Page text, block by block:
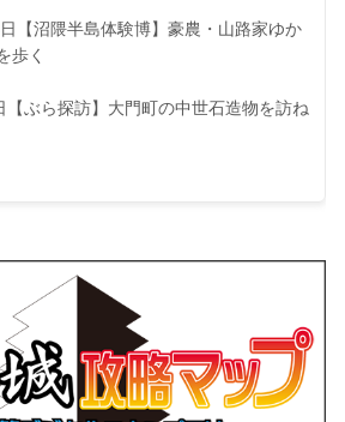
【沼隈半島体験博】豪農・山路家ゆか
歩く
【ぶら探訪】大門町の中世石造物を訪ね